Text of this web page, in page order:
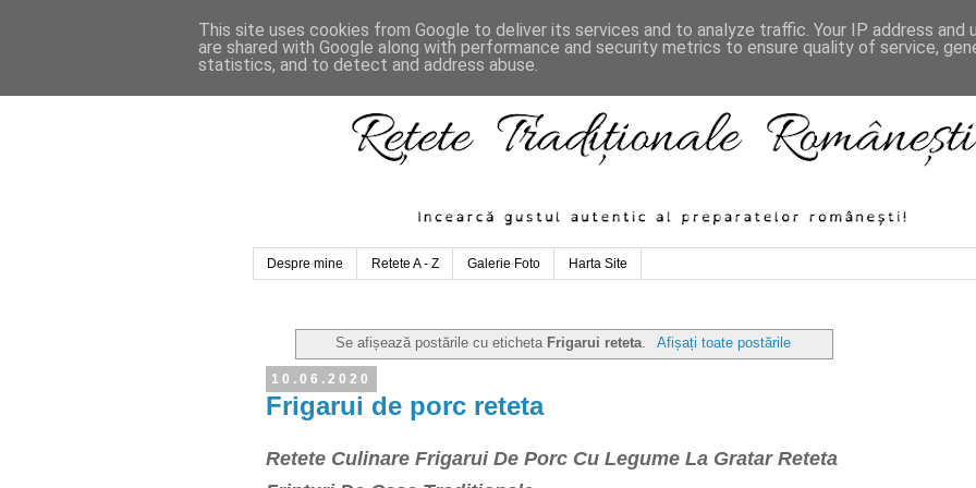
Despre mine Retete A - Z Galerie Foto Harta Site
Se afișează postările cu eticheta Frigarui reteta. Afișați toate postările
10.06.2020
Frigarui de porc reteta
Retete Culinare Frigarui De Porc Cu Legume La Gratar Reteta
This site uses cookies from Google to deliver its services and to analyze traffic. Your IP address and
are shared with Google along with performance and security metrics to ensure quality of service,
statistics, and to detect and address abuse.